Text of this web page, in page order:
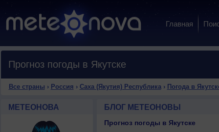
Главная
Прогноз погоды в Якутске
Все страны › Россия › Саха (Якутия) Республика› Погода в
МЕТЕОНОВА БЛОГ МЕТЕОНОВЫ
Прогноз погоды в Якутске